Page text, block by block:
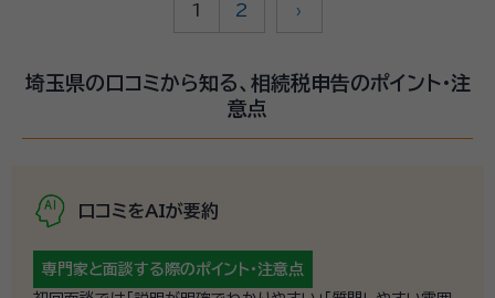
1 2 ›
埼玉県の口コミから知る、相続税申告のポイント・注
意点
口コミをAIが要約
専門家と面談する際のポイント・注意点